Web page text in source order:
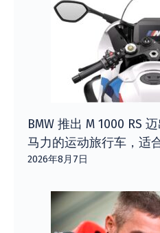
BMW 推出 M 1000 RS
马力的运动旅行车，适
2026年8月7日